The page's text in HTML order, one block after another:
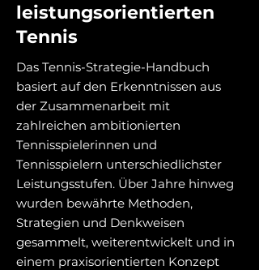
leistungsorientierten
Tennis
Das Tennis-Strategie-Handbuch
basiert auf den Erkenntnissen aus
der Zusammenarbeit mit
zahlreichen ambitionierten
Tennisspielerinnen und
Tennisspielern unterschiedlichster
Leistungsstufen. Über Jahre hinweg
wurden bewährte Methoden,
Strategien und Denkweisen
gesammelt, weiterentwickelt und in
einem praxisorientierten Konzept